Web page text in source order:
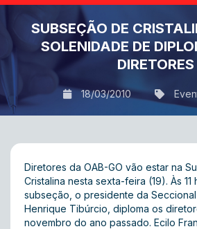
SUBSEÇÃO DE
SOLENIDADE DE
DIRETORES
18/03/2010
Diretores da OAB-GO vão estar na
Cristalina nesta sexta-feira (19). Às
subseção, o presidente da Seccional
Henrique Tibúrcio, diploma os
novembro do ano passado. Ecilo